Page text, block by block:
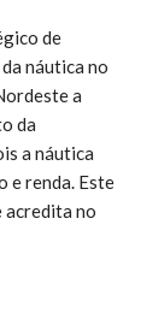
de
náutica no
a
da
a náutica
e renda. Este
acredita no